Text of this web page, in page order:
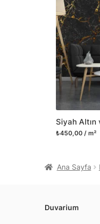
₺450,00 / m²
Ana Sayfa
Duvarium